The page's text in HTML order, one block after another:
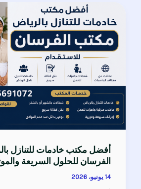
أفضل مكتب خادمات للتنازل
الفرسان للحلول السريعة
14 يونيو، 2026
أفضل
مكتب
خادمات
للتنازل
بالرياض
–
مكتب
الفرسان
للحلول
السريعة
والموثوقة